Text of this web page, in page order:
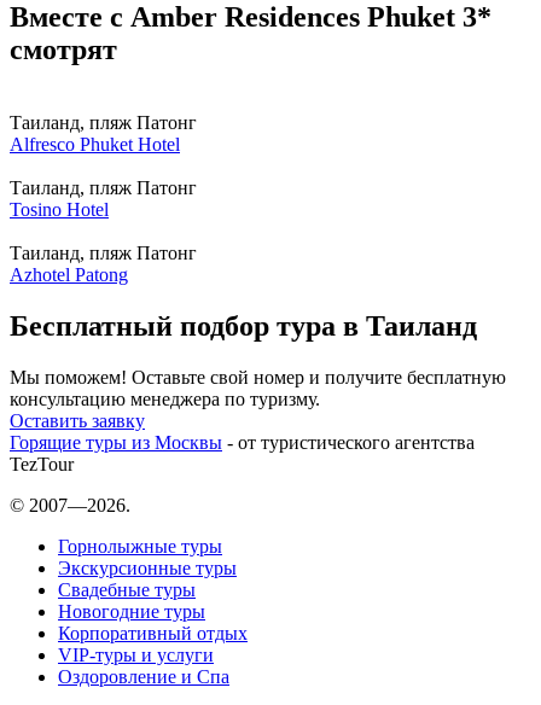
Вместе с Amber Residences Phuket 3*
смотрят
Таиланд, пляж Патонг
Alfresco Phuket Hotel
Таиланд, пляж Патонг
Tosino Hotel
Таиланд, пляж Патонг
Azhotel Patong
Бесплатный подбор тура в Таиланд
Мы поможем! Оставьте свой номер и получите бесплатную
консультацию менеджера по туризму.
Оставить заявку
Горящие туры из Москвы - от туристического агентства
TezTour
© 2007—2026.
Горнолыжные туры
Экскурсионные туры
Свадебные туры
Новогодние туры
Корпоративный отдых
VIP-туры и услуги
Оздоровление и Спа